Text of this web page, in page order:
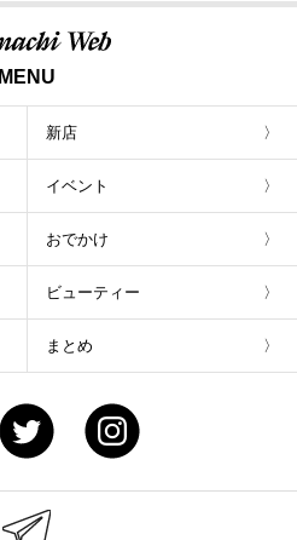
MENU
新店
イベント
おでかけ
ビューティー
まとめ